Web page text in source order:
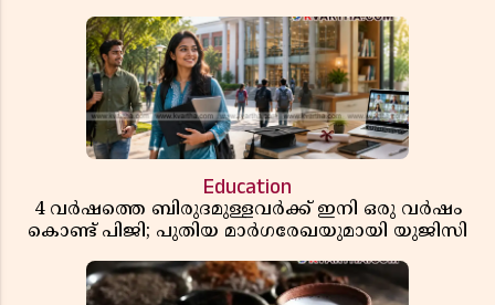
Education
4 വർഷത്തെ ബിരുദമുള്ളവർക്ക് ഇനി ഒരു വർഷം
കൊണ്ട് പിജി; പുതിയ മാർഗരേഖയുമായി യുജിസി